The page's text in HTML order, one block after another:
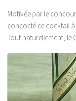
Motivée par le
concocté ce cocktail à
Tout naturellement, le